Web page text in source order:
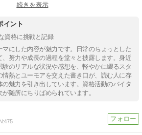
続きを表示
イント
資格に挑戦と記録
にした内容が魅力です。日常のちょっとした
、努力や成長の過程を堂々と披露します。身近
のリアルな状況や感想を、軽やかに綴るスタ
情熱とユーモアを交えた書き口が、読む人に存
魅力を引き出しています。資格活動のバイタ
随所にちりばめられています。
475